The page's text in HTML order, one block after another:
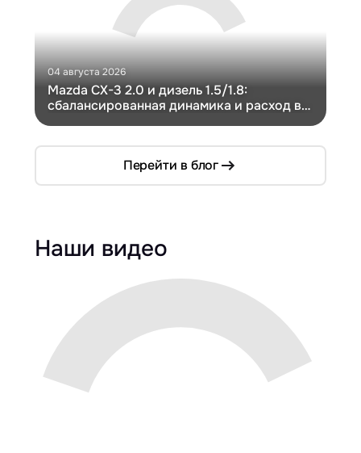
04 августа 2026
Mazda CX-3 2.0 и дизель 1.5/1.8:
сбалансированная динамика и расход в
Перейти в блог
Наши видео